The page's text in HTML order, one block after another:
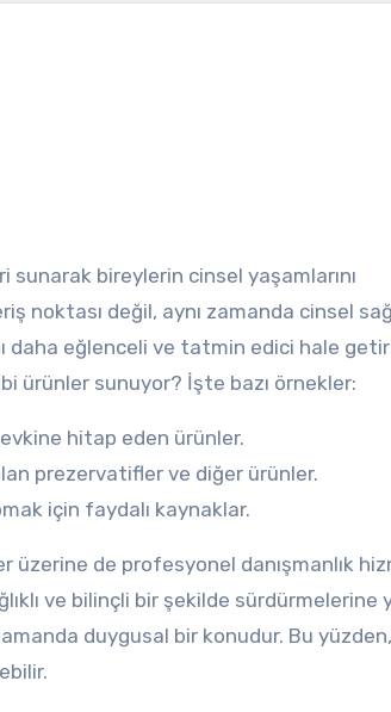
sunarak bireylerin cinsel yaşamlarını
noktası değil, aynı zamanda cinsel
daha eğlenceli ve tatmin edici hale
ürünler sunuyor? İşte bazı örnekler:
hitap eden ürünler.
prezervatifler ve diğer ürünler.
için faydalı kaynaklar.
üzerine de profesyonel danışmanlık
ve bilinçli bir şekilde sürdürmelerine
duygusal bir konudur. Bu